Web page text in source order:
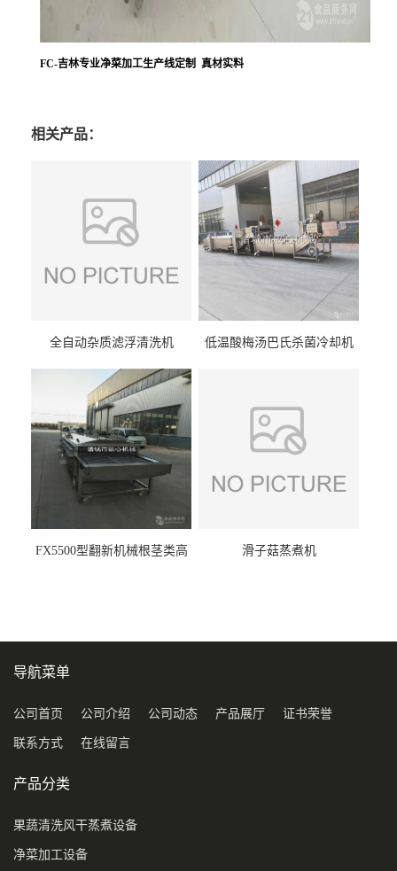
FC-吉林专业净菜加工生产线定制 真材实料
相关产品：
全自动杂质滤浮清洗机 低温酸梅汤巴氏杀菌冷却机
FX5500型翻新机械根茎类高
滑子菇蒸煮机
导航菜单
公司首页 公司介绍 公司动态 产品展厅 证书荣誉
联系方式 在线留言
产品分类
果蔬清洗风干蒸煮设备
净菜加工设备